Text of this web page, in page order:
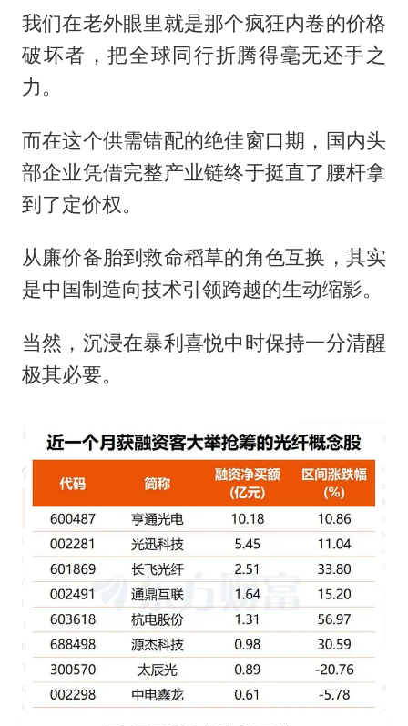
我们在老外眼里就是那个疯狂内卷的价格
破坏者，把全球同行折腾得毫无还手之
力。
而在这个供需错配的绝佳窗口期，国内头
部企业凭借完整产业链终于挺直了腰杆拿
到了定价权。
从廉价备胎到救命稻草的角色互换，其实
是中国制造向技术引领跨越的生动缩影。
当然，沉浸在暴利喜悦中时保持一分清醒
极其必要。